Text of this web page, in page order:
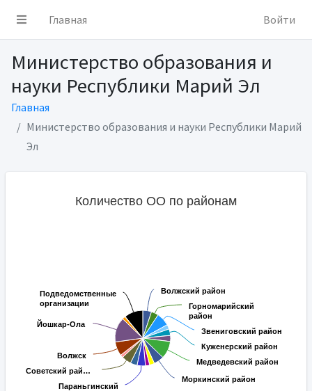
Главная Войти
Министерство образования и
науки Республики Марий Эл
Главная
Министерство образования и науки Республики Марий
Эл
Количество ОО по районам
Волжский район
Волжский район
Горномарийский
район
Горномарийский
район
Звениговский район
Звениговский район
Куженерский район
Куженерский район
Медведевский район
Медведевский район
Моркинский район
Моркинский район
Параньгинский
Параньгинский
Советский рай…
Советский рай…
Волжск
Волжск
Йошкар-Ола
Йошкар-Ола
Подведомственные
организации
Подведомственные
организации